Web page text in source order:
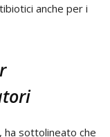
anche per i
ha sottolineato che